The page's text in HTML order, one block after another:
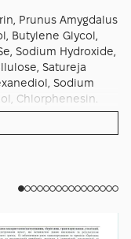
glow.найкращий
гладка
Prunus Amygdalus
Butylene Glycol,
Sodium Hydroxide,
Satureja
Sodium
Chlorphenesin.